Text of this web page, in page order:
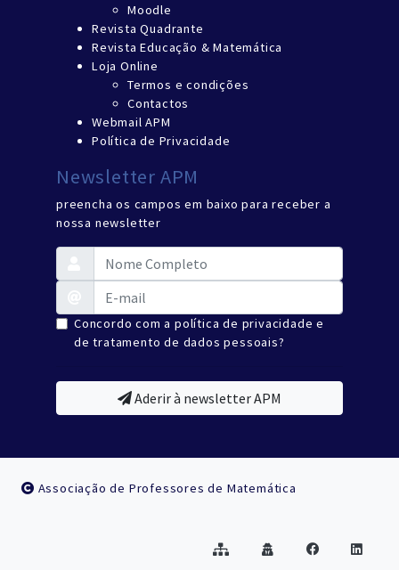
Moodle
Revista Quadrante
Revista Educação & Matemática
Loja Online
Termos e condições
Contactos
Webmail APM
Política de Privacidade
Newsletter APM
preencha os campos em baixo para receber a
nossa newsletter
Concordo com a política de privacidade e
de tratamento de dados pessoais?
Aderir à newsletter APM
Associação de Professores de Matemática